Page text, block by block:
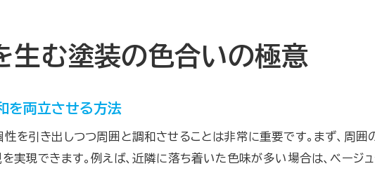
生む塗装の色合いの極意
を両立させる方法
を引き出しつつ周囲と調和させることは非常に重要です。まず、周
実現できます。例えば、近隣に落ち着いた色味が多い場合は、ベー